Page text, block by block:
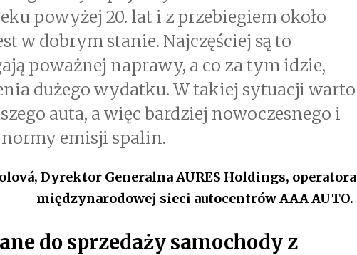
powyżej 20. lat i z przebiegiem około
w dobrym stanie. Najczęściej są to
poważnej naprawy, a co za tym idzie,
dużego wydatku. W takiej sytuacji warto
auta, a więc bardziej nowoczesnego i
normy emisji spalin.
Dyrektor Generalna AURES Holdings, operatora
międzynarodowej sieci autocentrów AAA AUTO.
do sprzedaży samochody z